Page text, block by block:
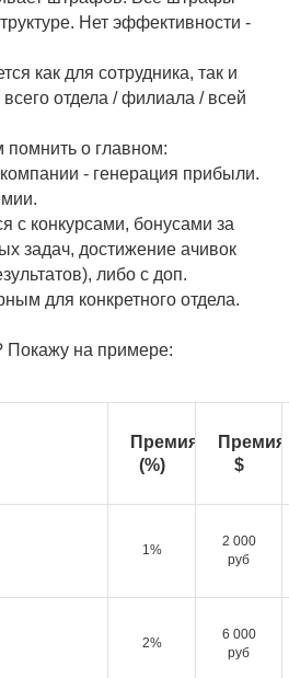
Нет эффективности -
как для сотрудника, так и
отдела / филиала / всей
помнить о главном:
- генерация прибыли.
с конкурсами, бонусами за
задач, достижение ачивок
либо с доп.
для конкретного отдела.
Покажу на примере:
Премия
(%)
Премия
$
1%
2 000
руб
2%
6 000
руб